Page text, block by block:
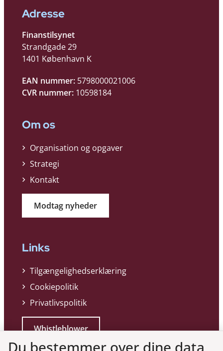
Adresse
Finanstilsynet
Strandgade 29
1401 København K
EAN nummer: 5798000021006
CVR nummer: 10598184
Om os
Organisation og opgaver
Strategi
Kontakt
Modtag nyheder
Links
Tilgængelighedserklæring
Cookiepolitik
Privatlivspolitik
Whistleblower
Du bestemmer over dine data